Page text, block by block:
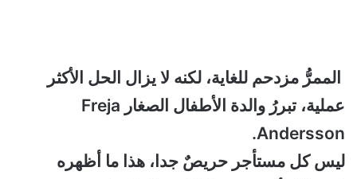
الممرُّ مزدحم للغاية، لكنه لا يزال الحل الأكثر
عملية، تبررُ والدة الأطفال الصغار Freja
Andersson.
ليس كل مستأجر حريصٌ جدا، هذا ما أظهره